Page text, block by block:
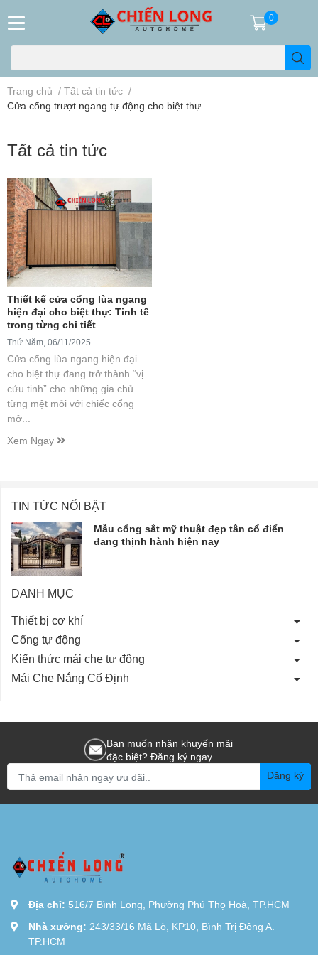
0
Trang chủ / Tất cả tin tức /
Cửa cổng trượt ngang tự động cho biệt thự
Tất cả tin tức
Thiết kế cửa cổng lùa ngang
hiện đại cho biệt thự: Tinh tế
trong từng chi tiết
Thứ Năm, 06/11/2025
Cửa cổng lùa ngang hiện đại
cho biệt thự đang trở thành “vị
cứu tinh” cho những gia chủ
từng mệt mỏi với chiếc cổng
mở...
Xem Ngay
TIN TỨC NỔI BẬT
Mẫu cổng sắt mỹ thuật đẹp tân cổ điển
đang thịnh hành hiện nay
DANH MỤC
Thiết bị cơ khí
Cổng tự động
Kiến thức mái che tự động
Mái Che Nắng Cố Định
Bạn muốn nhận khuyến mãi
đặc biệt? Đăng ký ngay.
Đăng ký
Địa chỉ: 516/7 Bình Long, Phường Phú Thọ Hoà, TP.HCM
Nhà xưởng: 243/33/16 Mã Lò, KP10, Bình Trị Đông A.
TP.HCM